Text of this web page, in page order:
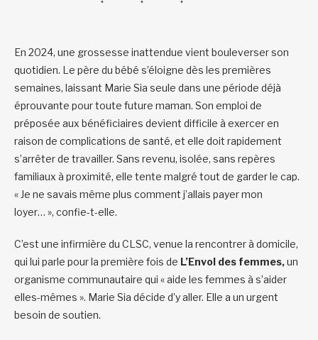
En 2024, une grossesse inattendue vient bouleverser son
quotidien. Le père du bébé s’éloigne dès les premières
semaines, laissant Marie Sia seule dans une période déjà
éprouvante pour toute future maman. Son emploi de
préposée aux bénéficiaires devient difficile à exercer en
raison de complications de santé, et elle doit rapidement
s’arrêter de travailler. Sans revenu, isolée, sans repères
familiaux à proximité, elle tente malgré tout de garder le cap.
« Je ne savais même plus comment j’allais payer mon
loyer… », confie-t-elle.
C’est une infirmière du CLSC, venue la rencontrer à domicile,
qui lui parle pour la première fois de L’Envol des femmes,un
organisme communautaire qui « aide les femmes à s’aider
elles-mêmes ». Marie Sia décide d’y aller. Elle a un urgent
besoin de soutien.